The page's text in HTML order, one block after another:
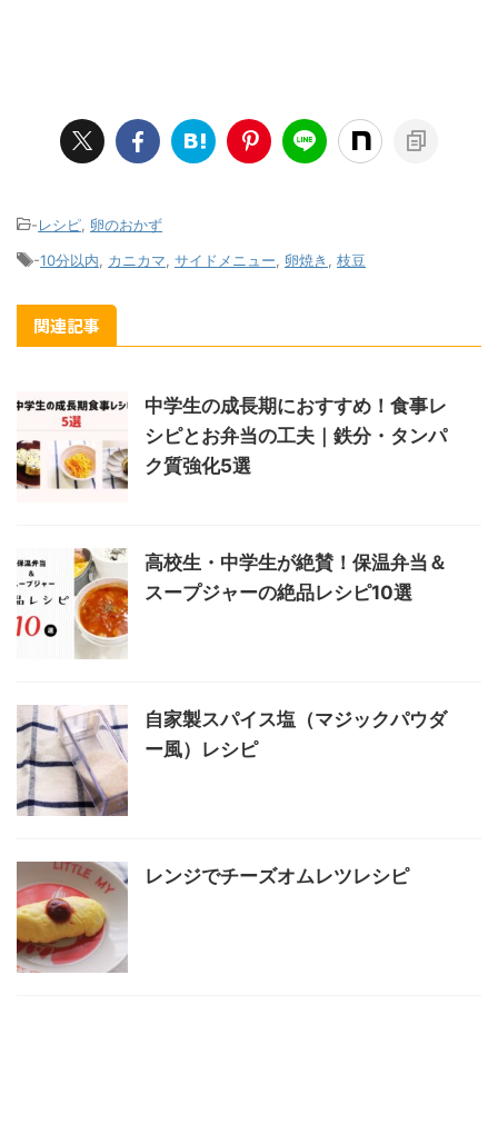
-レシピ, 卵のおかず
-10分以内, カニカマ, サイドメニュー, 卵焼き , 枝豆
関連記事
中学生の成長期におすすめ！食事レ
シピとお弁当の工夫｜鉄分・タンパ
ク質強化5選
高校生・中学生が絶賛！保温弁当＆
スープジャーの絶品レシピ10選
自家製スパイス塩（マジックパウダ
ー風）レシピ
レンジでチーズオムレツレシピ